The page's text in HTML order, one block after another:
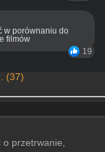
w porównaniu do
filmów
19
(37)
przetrwanie,